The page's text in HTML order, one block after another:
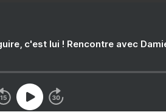
c'est lui ! Rencontre avec